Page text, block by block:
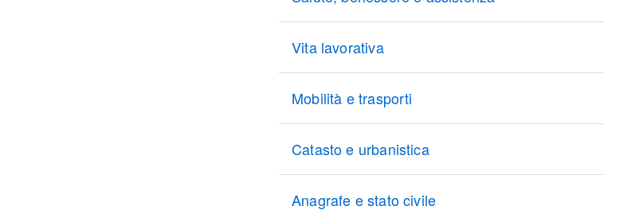
Vita lavorativa
Mobilità e trasporti
Catasto e urbanistica
Anagrafe e stato civile